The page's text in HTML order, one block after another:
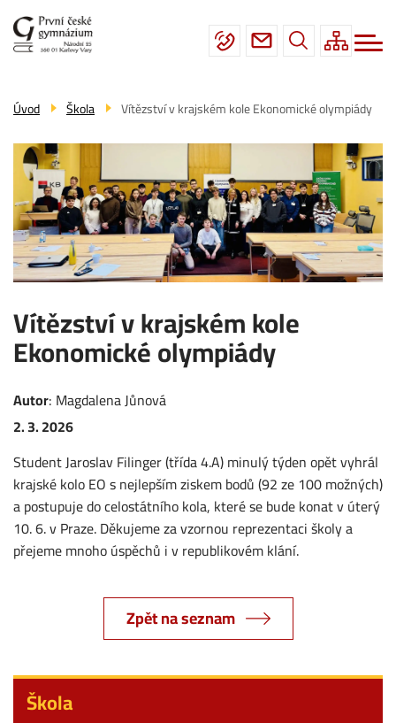
Přejít
hlavnímu
Menu
navigace
Škola
Studium
Kontakty
Škola
Škola
Úvod Škola Vítězství v krajském kole Ekonomické olympiády
Vítězství v krajském kole
Ekonomické olympiády
Autor: MagdalenaJůnová
2. 3. 2026
Student Jaroslav Filinger (třída 4.A) minulý týden opět vyhrál
krajské kolo EO s nejlepším ziskem bodů (92 ze 100 možných)
a postupuje do celostátního kola, které se bude konat v úterý
10. 6. v Praze. Děkujeme za vzornou reprezentaci školy a
přejeme mnoho úspěchů i v republikovém klání.
Zpět na seznam